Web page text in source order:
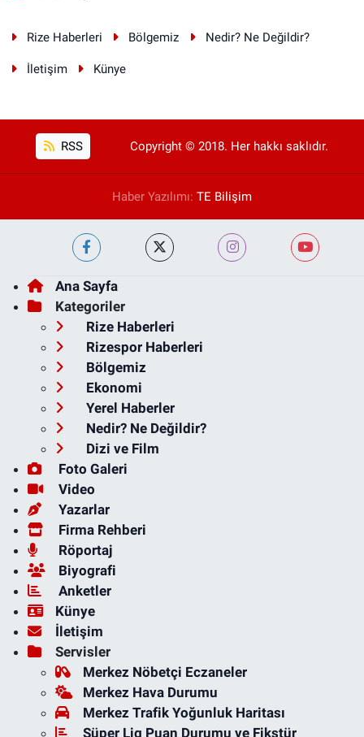
Rize Haberleri Bölgemiz Nedir? Ne Değildir?
İletişim Künye
RSS Copyright © 2018. Her hakkı saklıdır.
Haber Yazılımı: TE Bilişim
Ana Sayfa
Kategoriler
Rize Haberleri
Rizespor Haberleri
Bölgemiz
Ekonomi
Yerel Haberler
Nedir? Ne Değildir?
Dizi ve Film
Foto Galeri
Video
Yazarlar
Firma Rehberi
Röportaj
Biyografi
Anketler
Künye
İletişim
Servisler
Merkez Nöbetçi Eczaneler
Merkez Hava Durumu
Merkez Trafik Yoğunluk Haritası
Süper Lig Puan Durumu ve Fikstür